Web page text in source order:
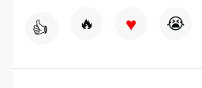
👍 🔥 ♥ 😭